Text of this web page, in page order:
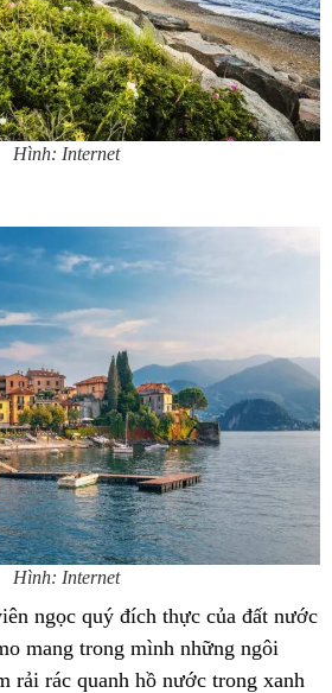
Hình: Internet
Hình: Internet
ngọc quý đích thực của đất nước
mang trong mình những ngôi
rải rác quanh hồ nước trong xanh